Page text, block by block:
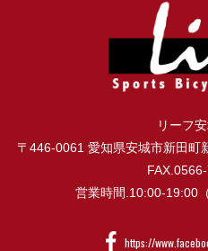
リーフ
〒446-0061 愛知県安城市新田
営業時間.10:00-19:00
https://